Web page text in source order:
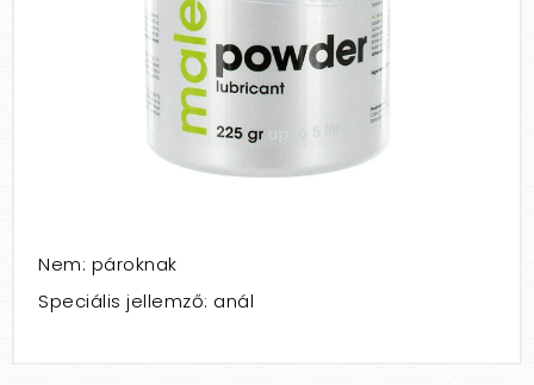
Nem: pároknak
Speciális jellemző: anál